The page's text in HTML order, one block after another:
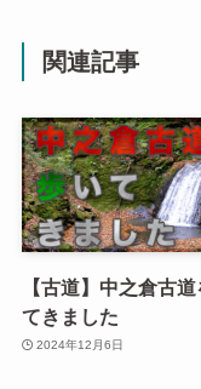
関連記事
【古道】中之倉古
てきました
2024年12月6日